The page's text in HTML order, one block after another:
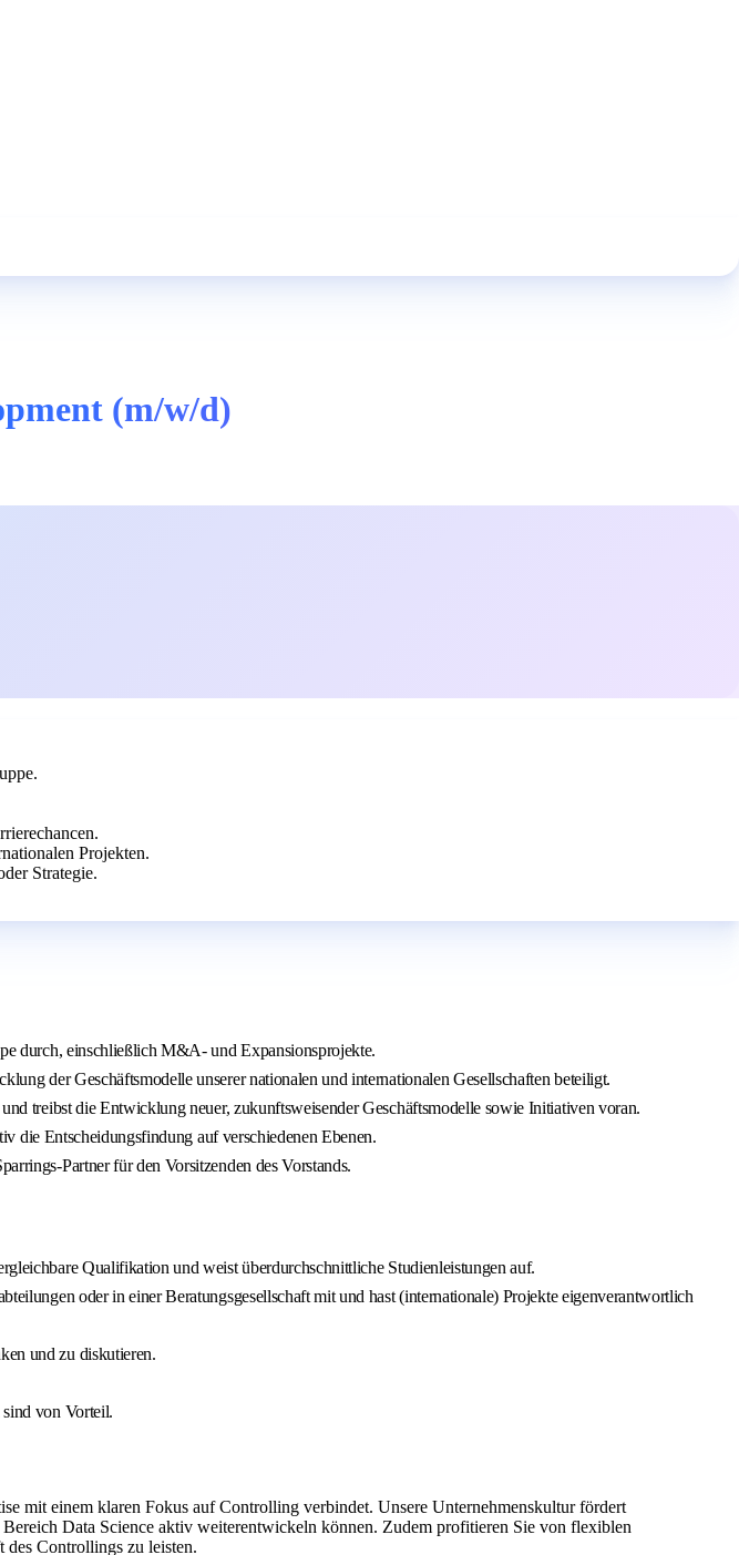
(m/w/d)
Projekten.
Strategie.
durch, einschließlich M&A- und Expansionsprojekte.
der Geschäftsmodelle unserer nationalen und internationalen Gesellschaften beteiligt.
treibst die Entwicklung neuer, zukunftsweisender Geschäftsmodelle sowie Initiativen voran.
die Entscheidungsfindung auf verschiedenen Ebenen.
Partner für den Vorsitzenden des Vorstands.
Qualifikation und weist überdurchschnittliche Studienleistungen auf.
oder in einer Beratungsgesellschaft mit und hast (internationale) Projekte eigenverantwortlich
und zu diskutieren.
von Vorteil.
mit einem klaren Fokus auf Controlling verbindet. Unsere Unternehmenskultur fördert
Data Science aktiv weiterentwickeln können. Zudem profitieren Sie von flexiblen
des Controllings zu leisten.